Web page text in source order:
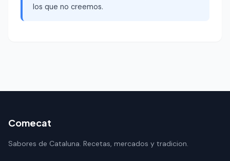
los que no creemos.
Comecat
Sabores de Cataluna. Recetas, mercados y tradicion.